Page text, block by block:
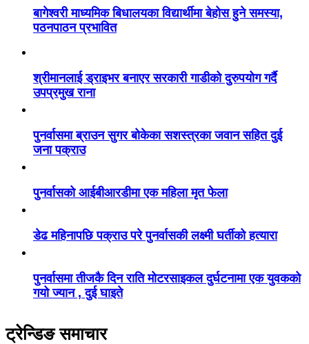
बागेश्वरी माध्यमिक बिधालयका विद्यार्थीमा बेहोस हुने समस्या,
पठनपाठन प्रभावित
श्रीमानलाई ड्राइभर बनाएर सरकारी गाडीको दुरुपयोग गर्दै
उपप्रमुख राना
पुनर्वासमा ब्राउन सुगर बोकेका सशस्त्रका जवान सहित दुई
जना पक्राउ
पुनर्वासको आईबीआरडीमा एक महिला मृत फेला
डेढ महिनापछि पक्राउ परे पुनर्वासकी लक्ष्मी घर्तीको हत्यारा
पुनर्वासमा तीजकै दिन राति मोटरसाइकल दुर्घटनामा एक युवकको
गयो ज्यान , दुई घाइते
ट्रेन्डिङ समाचार